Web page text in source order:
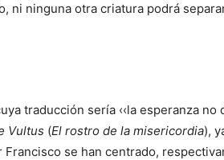
ninguna otra criatura podrá
traducción sería ‹‹la esperanza
Vultus (El rostro de la misericordia),
se han centrado,